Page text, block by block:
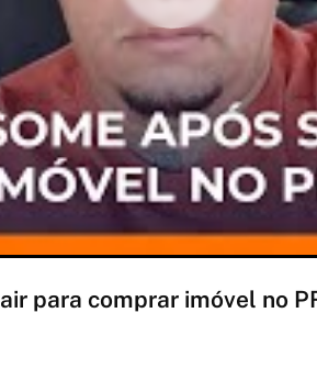
para comprar imóvel no